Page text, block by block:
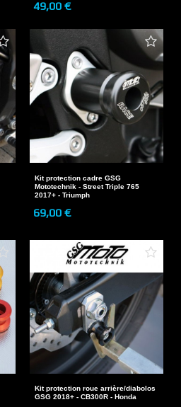
49,00 €
Kit protection cadre GSG
Mototechnik - Street Triple 765
2017+ - Triumph
69,00 €
Kit protection roue arrière/diabolos
GSG 2018+ - CB300R - Honda